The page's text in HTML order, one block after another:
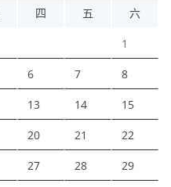
四 五 六
1
6 7 8
13 14 15
20 21 22
27 28 29